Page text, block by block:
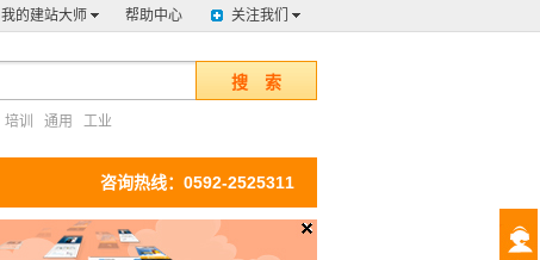
我的建站大师 帮助中心 关注我们
搜 索
培训 通用 工业
咨询热线：0592-2525311